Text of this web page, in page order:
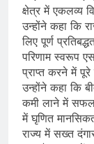
क्षेत्र में एकलव्य
उन्होंने कहा कि
लिए पूर्ण
परिणाम स्वरूप
प्राप्त करने में
उन्होंने कहा कि
कमी लाने में
में घृणित
राज्य में सख्त